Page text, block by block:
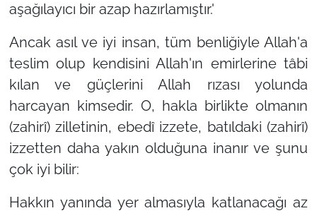
aşağılayıcı bir azap hazırlamıştır.'
Ancak asıl ve iyi insan, tüm benliğiyle Allah'a
teslim olup kendisini Allah'ın emirlerine tâbi
kılan ve güçlerini Allah rızası yolunda
harcayan kimsedir. O, hakla birlikte olmanın
(zahirî) zilletinin, ebedî izzete, batıldaki (zahirî)
izzetten daha yakın olduğuna inanır ve şunu
çok iyi bilir:
Hakkın yanında yer almasıyla katlanacağı az